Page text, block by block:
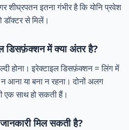
शीघ्रपतन इतना गंभीर है कि योनि प्रवेश
डॉक्टर से मिलें।
डिसफ़ंक्शन में क्या अंतर है?
होना। इरेक्टाइल डिसफ़ंक्शन = लिंग में
आना या बना न रहना। दोनों अलग
एक साथ हो सकती हैं।
मिल सकती है?